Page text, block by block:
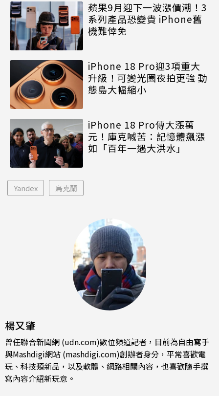
蘋果9月迎下一波漲價潮！3
系列產品恐變貴 iPhone舊
機難倖免
iPhone 18 Pro迎3項重大
升級！可變光圈夜拍更強 動
態島大幅縮小
iPhone 18 Pro傳大漲萬
元！庫克喊苦：記憶體飆漲
如「百年一遇大洪水」
Yandex 烏克蘭
楊又肇
曾任聯合新聞網 (udn.com)數位頻道記者，目前為自由寫手
與Mashdigi網站 (mashdigi.com)創辦者身分，平常喜歡電
玩、科技類新品，以及軟體、網路相關內容，也喜歡隨手撰
寫內容介紹新玩意。